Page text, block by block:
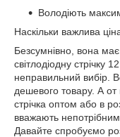
Володіють
Наскільки важлива
Безсумнівно, вона
світлодіодну стрічку
неправильний вибір.
дешевого товару. А от
стрічка оптом або в
вважають
Давайте спробуємо